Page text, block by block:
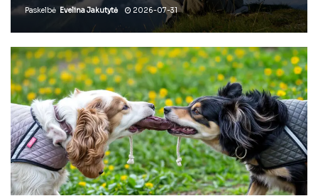
Paskelbė Evelina Jakutytė 2026-07-31